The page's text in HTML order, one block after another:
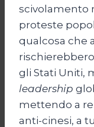
scivolamento
proteste
qualcosa che
gli Stati Uniti,
leadership
mettendo a
anti-cinesi, a